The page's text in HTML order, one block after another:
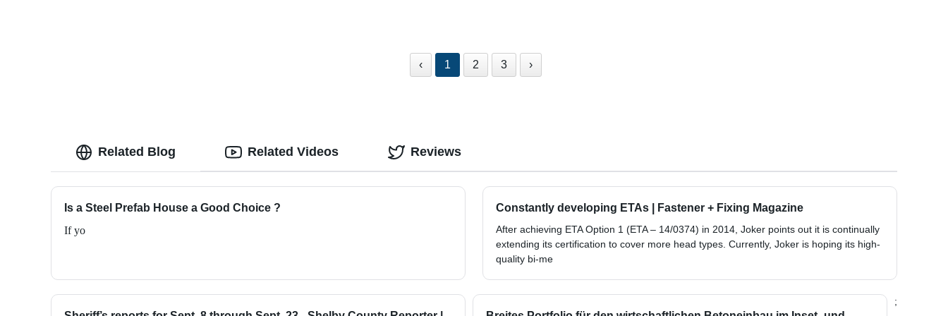
‹ 1 2 3 ›
Related Blog
Is a Steel Prefab House a Good Choice ?
If yo
Constantly developing ETAs | Fastener + Fixing Magazine
After achieving ETA Option 1 (ETA – 14/0374) in 2014, Joker points out it is continually
extending its certification to cover more head types. Currently, Joker is hoping its high-
quality bi-me
;
Related Videos Reviews